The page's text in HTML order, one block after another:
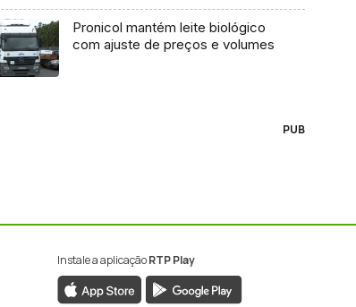
Pronicol mantém leite biológico
com ajuste de preços e volumes
PUB
Instale a aplicaçãoRTP Play